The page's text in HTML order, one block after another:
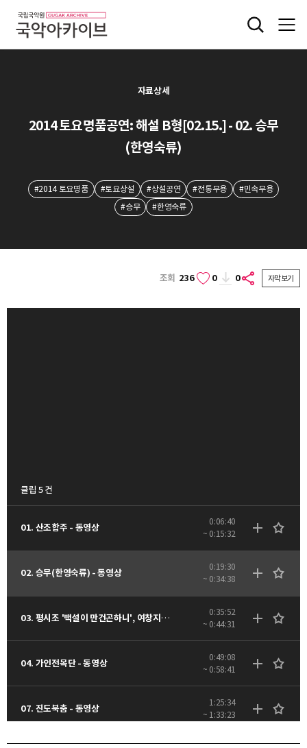
자료상세
2014 토요명품공연: 해설 B형[02.15.] - 02. 승무
(한영숙류)
#2014 토요명품 #토요상설 #상설공연 #전통무용
#민속무용
#승무
#한영숙류
조회 236 0 0 자막보기
클립 5 건
01. 산조합주 - 동영상
0:06:40
~ 0:15:32
02. 승무(한영숙류) - 동영상
0:19:30
~ 0:34:38
03. 평시조 '백설이 만건곤하니', 여창지름시조 '송림에 눈이오니' - 동영상
0:35:52
~ 0:44:31
04. 가인전목단 - 동영상
0:49:08
~ 0:58:41
07. 진도북춤 - 동영상
1:25:34
~ 1:33:23